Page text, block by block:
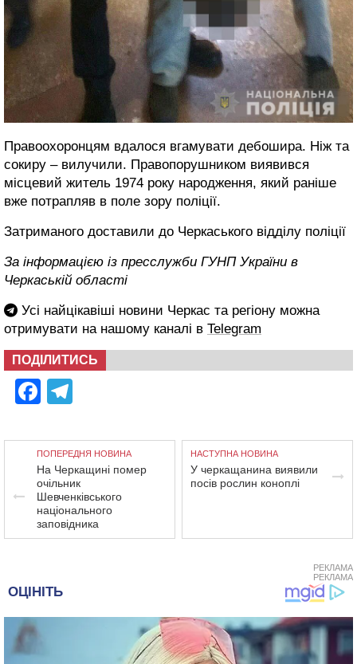
Правоохоронцям вдалося вгамувати дебошира. Ніж та
сокиру – вилучили. Правопорушником виявився
місцевий житель 1974 року народження, який раніше
вже потрапляв в поле зору поліції.
Затриманого доставили до Черкаського відділу поліції
За інформацією із пресслужби ГУНП України в
Черкаській області
Усі найцікавіші новини Черкас та регіону можна
отримувати на нашому каналі в Telegram
ПОДІЛИТИСЬ
Facebook
ПОПЕРЕДНЯ НОВИНА
На Черкащині помер
очільник
Шевченківського
національного
заповідника
НАСТУПНА НОВИНА
У черкащанина виявили
посів рослин коноплі
РЕКЛАМА
РЕКЛАМА